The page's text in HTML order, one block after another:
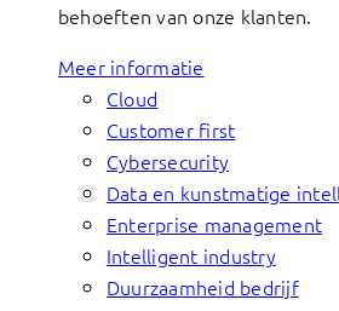
behoeften van onze klanten.
Meer informatie
Cloud
Customer first
Cybersecurity
Data en kunstmatige
Enterprise management
Intelligent industry
Duurzaamheid bedrijf